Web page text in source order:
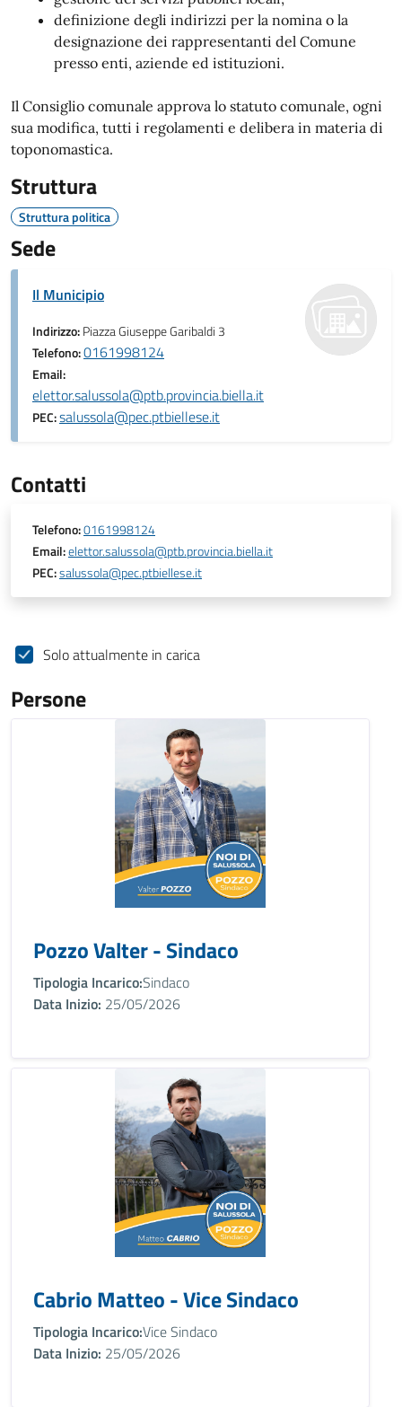
definizione degli indirizzi per la nomina o la
designazione dei rappresentanti del Comune
presso enti, aziende ed istituzioni.
Il Consiglio comunale approva lo statuto comunale, ogni
sua modifica, tutti i regolamenti e delibera in materia di
toponomastica.
Struttura
Struttura politica
Sede
Il Municipio
Indirizzo:Piazza Giuseppe Garibaldi 3
Telefono:0161998124
Email:
elettor.salussola@ptb.provincia.biella.it
PEC:salussola@pec.ptbiellese.it
Contatti
Telefono:0161998124
Email:elettor.salussola@ptb.provincia.biella.it
PEC:salussola@pec.ptbiellese.it
Solo attualmente in carica
Persone
Pozzo Valter - Sindaco
Tipologia Incarico:Sindaco
Data Inizio: 25/05/2026
Cabrio Matteo - Vice Sindaco
Tipologia Incarico:Vice Sindaco
Data Inizio: 25/05/2026